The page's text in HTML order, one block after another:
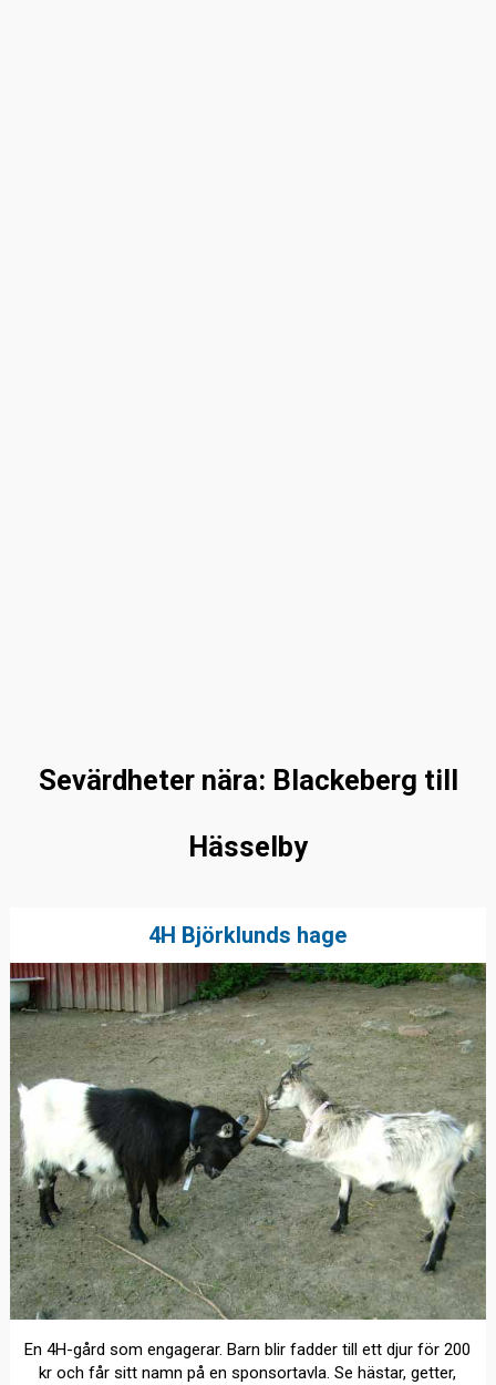
Sevärdheter nära: Blackeberg till
Hässelby
4H Björklunds hage
En 4H-gård som engagerar. Barn blir fadder till ett djur för 200
kr och får sitt namn på en sponsortavla. Se hästar, getter,